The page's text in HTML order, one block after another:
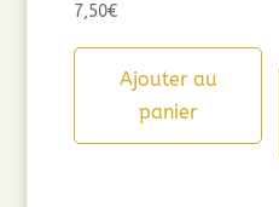
7,50€
Ajouter au
panier